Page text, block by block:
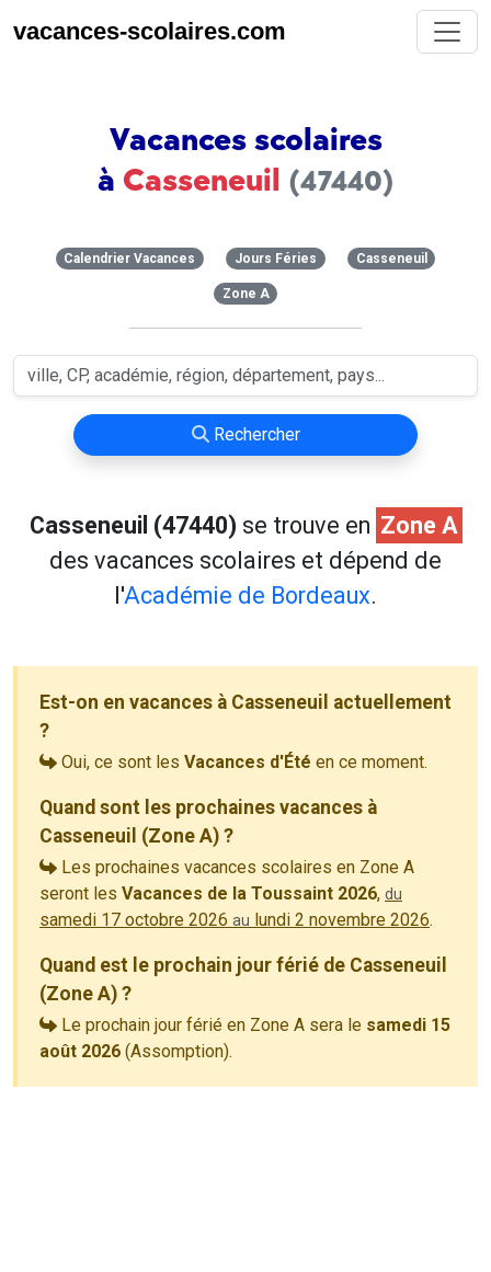
vacances-scolaires.com
Vacances scolaires
à Casseneuil (47440)
Calendrier Vacances Jours Féries Casseneuil
Zone A
Rechercher
Casseneuil (47440) se trouve en Zone A
des vacances scolaires et dépend de
l'Académie de Bordeaux.
Est-on en vacances à Casseneuil actuellement
?
Oui, ce sont les Vacances d'Été en ce moment.
Quand sont les prochaines vacances à
Casseneuil (Zone A) ?
Les prochaines vacances scolaires en Zone A
seront les Vacances de la Toussaint 2026, du
samedi 17 octobre 2026 au lundi 2 novembre 2026.
Quand est le prochain jour férié de Casseneuil
(Zone A) ?
Le prochain jour férié en Zone A sera le samedi 15
août 2026 (Assomption).